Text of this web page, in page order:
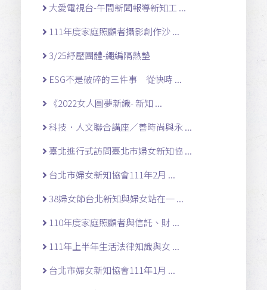
大愛電視台-午間新聞報導新知工 ...
111年度家庭照顧者攝影創作沙 ...
3/25紓壓團體-繩編隔熱墊
ESG不是破碎的三件事 從快時 ...
《2022女人圓夢新織- 新知 ...
科技．人文聯合講座／善時尚與永 ...
臺北進行式訪問臺北市婦女新知協 ...
台北市婦女新知協會111年2月 ...
38婦女節台北新知與婦女站在一 ...
110年度家庭照顧者與信託、財 ...
111年上半年生活法律知識與女 ...
台北市婦女新知協會111年1月 ...